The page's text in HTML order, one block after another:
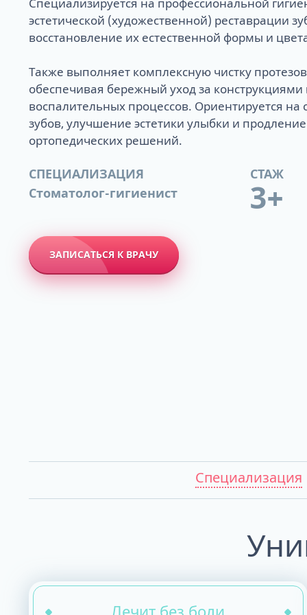
пациента
хит
МРТ височно-
сустава
- дизайн
Complex
Коронки на
Диагностика
Лечение при
Гингивит
Удаление зуба
Циркониевые
SPA для зубов
Как работают
Специализируется на профессиональной
эстетической (художественной) реставрации
восстановление их естественной формы и
Также выполняет комплексную чистку
обеспечивая бережный уход за
воспалительных процессов. Ориентируется на
зубов, улучшение эстетики улыбки и
ортопедических решений.
СПЕЦИАЛИЗАЦИЯ
Стоматолог-гигиенист
СТАЖ
3+
ЗАПИСАТЬСЯ К ВРАЧУ
Специализация
Лечит без боли